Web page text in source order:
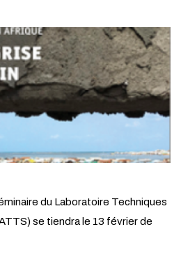
du Laboratoire Techniques
se tiendra le 13 février de